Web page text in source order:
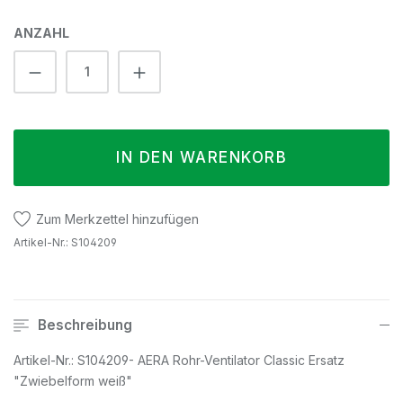
ANZAHL
Produkt Anzahl: Gib den gewünschten
IN DEN WARENKORB
Zum Merkzettel hinzufügen
Artikel-Nr.: S104209
Beschreibung
Artikel-Nr.: S104209- AERA Rohr-Ventilator Classic Ersatz
"Zwiebelform weiß"